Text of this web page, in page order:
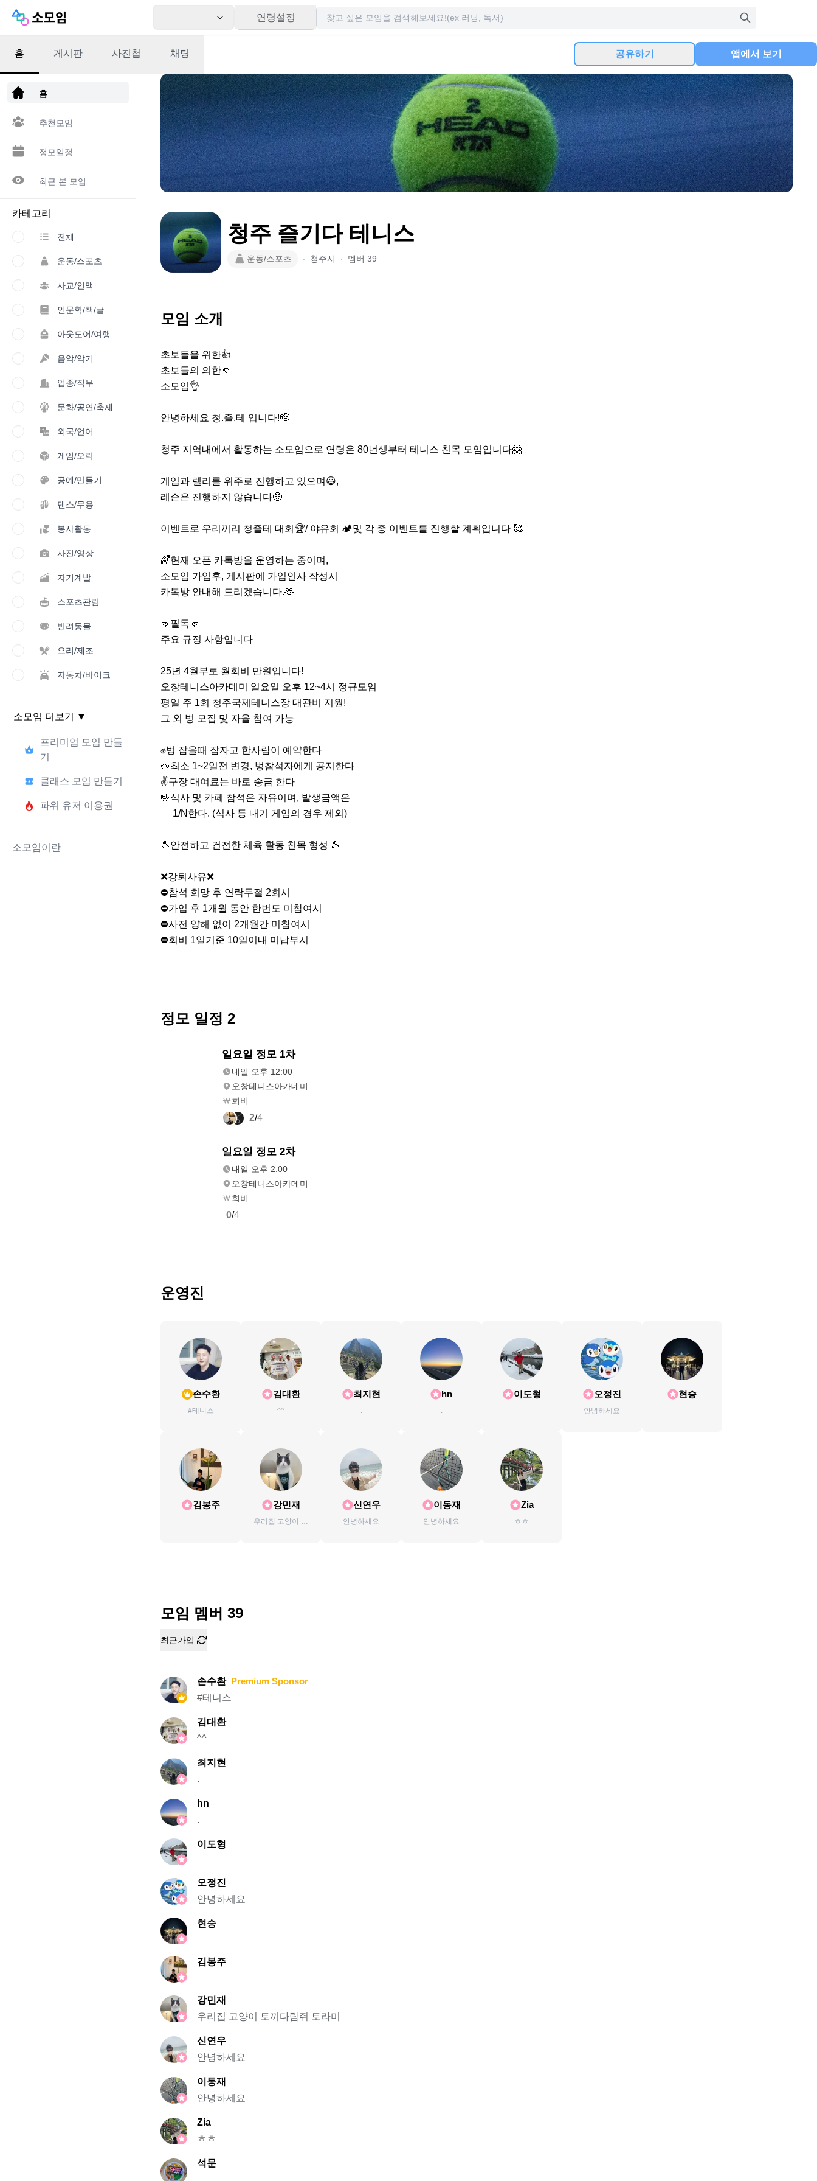
연령설정
앱 다운로드
홈
추천모임
정모일정
최근 본 모임
카테고리
전체
운동/스포츠
사교/인맥
인문학/책/글
아웃도어/여행
음악/악기
업종/직무
문화/공연/축제
외국/언어
게임/오락
공예/만들기
댄스/무용
봉사활동
사진/영상
자기계발
스포츠관람
반려동물
요리/제조
자동차/바이크
소모임 더보기 ▼
프리미엄 모임 만들
기
클래스 모임 만들기
파워 유저 이용권
소모임이란
홈 게시판 사진첩 채팅 공유하기 앱에서 보기
청주 즐기다 테니스
운동/스포츠 ∙ 청주시 ∙ 멤버 39
모임 소개
초보들을 위한👍
초보들의 의한👊
소모임👌
안녕하세요 청.즐.테 입니다!🫡
청주 지역내에서 활동하는 소모임으로 연령은 80년생부터 테니스 친목 모임입니다🤗
게임과 렐리를 위주로 진행하고 있으며😃,
레슨은 진행하지 않습니다🥺
이벤트로 우리끼리 청즐테 대회🏆/ 야유회 🏕️및 각 종 이벤트를 진행할 계획입니다 🥰
🌈현재 오픈 카톡방을 운영하는 중이며,
소모임 가입후, 게시판에 가입인사 작성시
카톡방 안내해 드리겠습니다.🫶
🤜필독🤛
주요 규정 사항입니다
25년 4월부로 월회비 만원입니다!
오창테니스아카데미 일요일 오후 12~4시 정규모임
평일 주 1회 청주국제테니스장 대관비 지원!
그 외 벙 모집 및 자율 참여 가능
✊벙 잡을때 잡자고 한사람이 예약한다
🖕최소 1~2일전 변경, 벙참석자에게 공지한다
✌️구장 대여료는 바로 송금 한다
🤟식사 및 카페 참석은 자유이며, 발생금액은
🎾안전하고 건전한 체육 활동 친목 형성 🎾
❌강퇴사유❌
⛔️참석 희망 후 연락두절 2회시
⛔️가입 후 1개월 동안 한번도 미참여시
⛔️사전 양해 없이 2개월간 미참여시
⛔️회비 1일기준 10일이내 미납부시
정모 일정 2
일요일 정모 1차
내일 오후 12:00
오창테니스아카데미
회비
2/4
일요일 정모 2차
내일 오후 2:00
오창테니스아카데미
회비
0/4
운영진
손수환
#테니스
김대환
^^
최지현
.
hn
.
이도형 오정진
안녕하세요
현승
김봉주 강민재
우리집 고양이 토
신연우
안녕하세요
이동재
안녕하세요
Zia
ㅎㅎ
모임 멤버 39
최근가입
손수환 Premium Sponsor
#테니스
김대환
^^
최지현
.
hn
.
이도형
오정진
안녕하세요
현승
김봉주
강민재
우리집 고양이 토끼다람쥐 토라미
신연우
안녕하세요
이동재
안녕하세요
Zia
ㅎㅎ
석문